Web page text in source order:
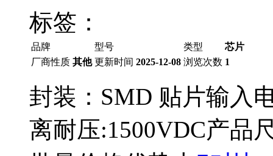
标签：
品牌 型号 类型
芯片
厂商性质 其他 更新时间 2025-12-08 浏览次数 1
封装：SMD 贴片输入
离耐压:1500VDC产品